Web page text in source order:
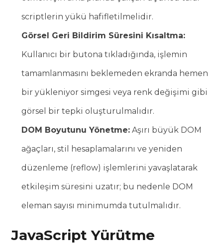
scriptlerin yükü hafifletilmelidir.
Görsel Geri Bildirim Süresini Kısaltma:
Kullanıcı bir butona tıkladığında, işlemin
tamamlanmasını beklemeden ekranda hemen
bir yükleniyor simgesi veya renk değişimi gibi
görsel bir tepki oluşturulmalıdır.
DOM Boyutunu Yönetme: Aşırı büyük DOM
ağaçları, stil hesaplamalarını ve yeniden
düzenleme (reflow) işlemlerini yavaşlatarak
etkileşim süresini uzatır; bu nedenle DOM
eleman sayısı minimumda tutulmalıdır.
JavaScript Yürütme